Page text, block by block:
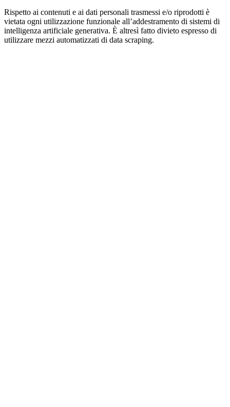
Rispetto ai contenuti e ai dati personali trasmessi e/o riprodotti è
vietata ogni utilizzazione funzionale all’addestramento di sistemi di
intelligenza artificiale generativa. È altresì fatto divieto espresso di
utilizzare mezzi automatizzati di data scraping.